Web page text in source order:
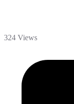
324 Views